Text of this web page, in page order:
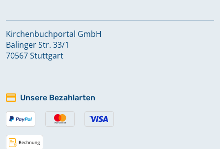
Kirchenbuchportal GmbH
Balinger Str. 33/1
70567 Stuttgart
Unsere Bezahlarten